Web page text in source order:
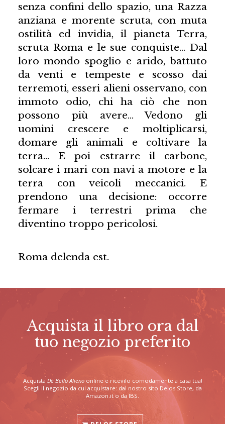
senza confini dello spazio, una Razza
anziana e morente scruta, con muta
ostilità ed invidia, il pianeta Terra,
scruta Roma e le sue conquiste… Dal
loro mondo spoglio e arido, battuto
da venti e tempeste e scosso dai
terremoti, esseri alieni osservano, con
immoto odio, chi ha ciò che non
possono più avere… Vedono gli
uomini crescere e moltiplicarsi,
domare gli animali e coltivare la
terra… E poi estrarre il carbone,
solcare i mari con navi a motore e la
terra con veicoli meccanici. E
prendono una decisione: occorre
fermare i terrestri prima che
diventino troppo pericolosi.
Roma delenda est.
Acquista il libro ora dal
tuo negozio preferito
Acquista De Bello Alienoonline e ricevilo comodamente a casa tua!
Scegli il negozio da cui acquistare: dal nostro sito Delos Store, da
Amazon.it o da IBS.